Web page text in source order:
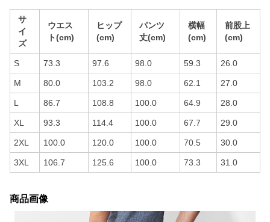
サ
イ
ズ
ウエス
ト(cm)
ヒップ
(cm)
パンツ
丈(cm)
横幅
(cm)
前股上
(cm)
S 73.3 97.6 98.0 59.3 26.0
M 80.0 103.2 98.0 62.1 27.0
L 86.7 108.8 100.0 64.9 28.0
XL 93.3 114.4 100.0 67.7 29.0
2XL 100.0 120.0 100.0 70.5 30.0
3XL 106.7 125.6 100.0 73.3 31.0
商品画像